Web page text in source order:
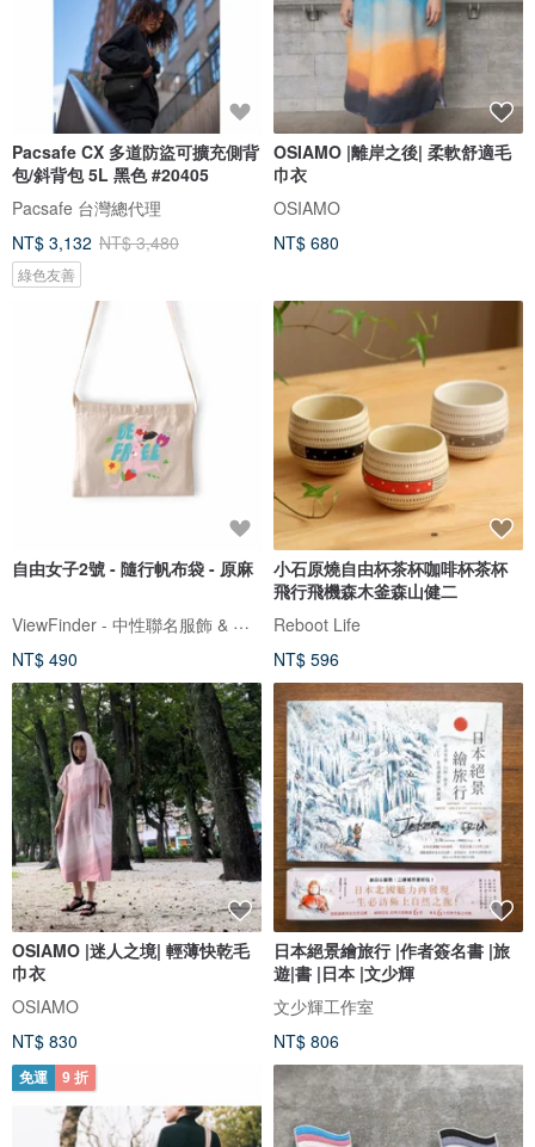
Pacsafe CX 多道防盜可擴充側背
包/斜背包 5L 黑色 #20405
Pacsafe 台灣總代理
NT$ 3,132 NT$ 3,480
綠色友善
OSIAMO |離岸之後| 柔軟舒適毛
巾衣
OSIAMO
NT$ 680
自由女子2號 - 隨行帆布袋 - 原麻
ViewFinder - 中性聯名服飾 & 圖像授權周邊
NT$ 490
小石原燒自由杯茶杯咖啡杯茶杯
飛行飛機森木釜森山健二
Reboot Life
NT$ 596
OSIAMO |迷人之境| 輕薄快乾毛
巾衣
OSIAMO
NT$ 830
日本絕景繪旅行 |作者簽名書 |旅
遊|書 |日本 |文少輝
文少輝工作室
NT$ 806
免運 9 折